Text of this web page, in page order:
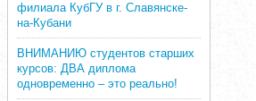
филиала КубГУ в г. Славянске-
на-Кубани
ВНИМАНИЮ студентов старших
курсов: ДВА диплома
одновременно – это реально!